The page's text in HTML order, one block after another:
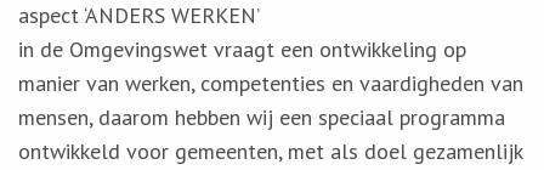
aspect ‘ANDERS WERKEN’
in de Omgevingswet vraagt een ontwikkeling op
manier van werken, competenties en vaardigheden van
mensen, daarom hebben wij een speciaal programma
ontwikkeld voor gemeenten, met als doel gezamenlijk